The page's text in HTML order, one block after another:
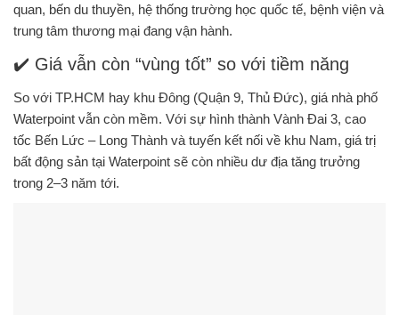
quan, bến du thuyền, hệ thống trường học quốc tế, bệnh viện và
trung tâm thương mại đang vận hành.
✔️ Giá vẫn còn “vùng tốt” so với tiềm năng
So với TP.HCM hay khu Đông (Quận 9, Thủ Đức), giá nhà phố
Waterpoint vẫn còn mềm. Với sự hình thành Vành Đai 3, cao
tốc Bến Lức – Long Thành và tuyến kết nối về khu Nam, giá trị
bất động sản tại Waterpoint sẽ còn nhiều dư địa tăng trưởng
trong 2–3 năm tới.